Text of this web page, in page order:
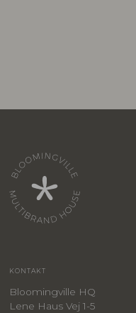
KONTAKT
Bloomingville HQ
Lene Haus Vej 1-5